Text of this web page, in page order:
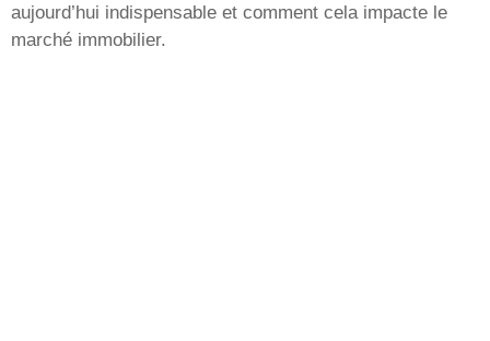
aujourd’hui indispensable et comment cela impacte le
marché immobilier.